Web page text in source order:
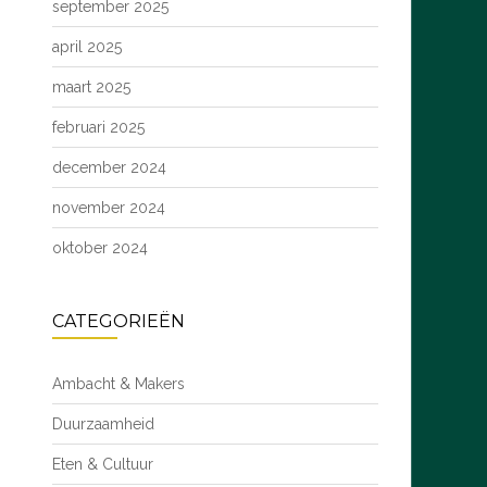
september 2025
april 2025
maart 2025
februari 2025
december 2024
november 2024
oktober 2024
CATEGORIEËN
Ambacht & Makers
Duurzaamheid
Eten & Cultuur